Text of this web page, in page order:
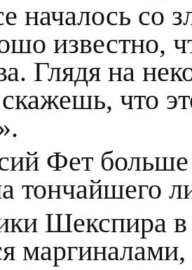
началось со
известно,
Глядя на
что
Фет больше
тончайшего
Шекспира в